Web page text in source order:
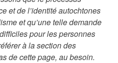
et de l’identité autochtones
et qu’une telle demande
pour les personnes
à la section des
de cette page, au besoin.